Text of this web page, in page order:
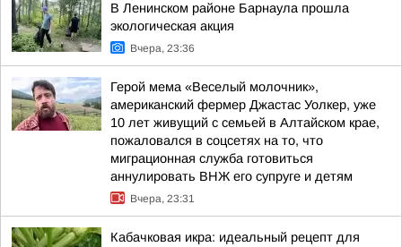
В Ленинском районе Барнаула прошла
экологическая акция
Вчера, 23:36
Герой мема «Веселый молочник»,
американский фермер Джастас Уолкер, уже
10 лет живущий с семьей в Алтайском крае,
пожаловался в соцсетях на то, что
миграционная служба готовиться
аннулировать ВНЖ его супруге и детям
Вчера, 23:31
Кабачковая икра: идеальный рецепт для